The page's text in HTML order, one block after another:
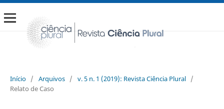
Início / Arquivos / v. 5 n. 1 (2019): Revista Ciência Plural /
Relato de Caso